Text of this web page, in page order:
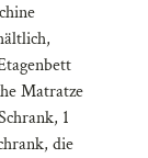
Matratze
1
die